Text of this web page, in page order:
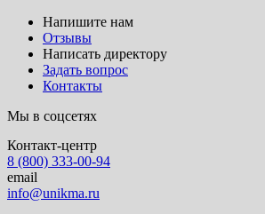
Напишите нам
Отзывы
Написать директору
Задать вопрос
Контакты
Мы в соцсетях
Контакт-центр
8 (800) 333-00-94
email
info@unikma.ru